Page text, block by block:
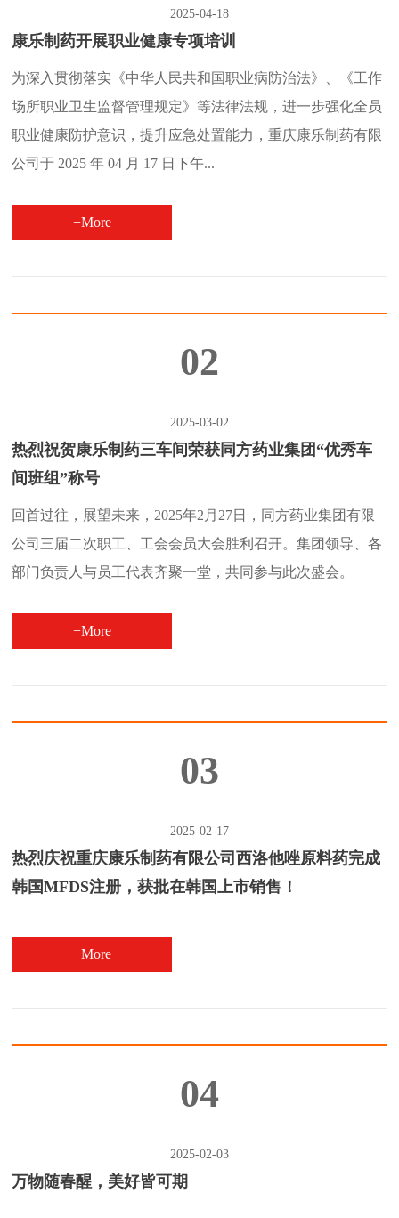
2025-04-18
康乐制药开展职业健康专项培训
为深入贯彻落实《中华人民共和国职业病防治法》、《工作
场所职业卫生监督管理规定》等法律法规，进一步强化全员
职业健康防护意识，提升应急处置能力，重庆康乐制药有限
公司于 2025 年 04 月 17 日下午...
+More
02
2025-03-02
热烈祝贺康乐制药三车间荣获同方药业集团“优秀车
间班组”称号
回首过往，展望未来，2025年2月27日，同方药业集团有限
公司三届二次职工、工会会员大会胜利召开。集团领导、各
部门负责人与员工代表齐聚一堂，共同参与此次盛会。
+More
03
2025-02-17
热烈庆祝重庆康乐制药有限公司西洛他唑原料药完成
韩国MFDS注册，获批在韩国上市销售！
+More
04
2025-02-03
万物随春醒，美好皆可期